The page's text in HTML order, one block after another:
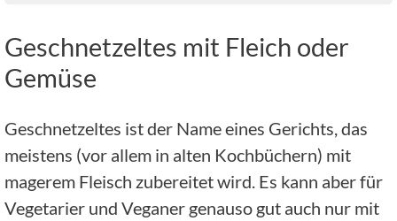
Geschnetzeltes mit Fleich oder
Gemüse
Geschnetzeltes ist der Name eines Gerichts, das
meistens (vor allem in alten Kochbüchern) mit
magerem Fleisch zubereitet wird. Es kann aber für
Vegetarier und Veganer genauso gut auch nur mit